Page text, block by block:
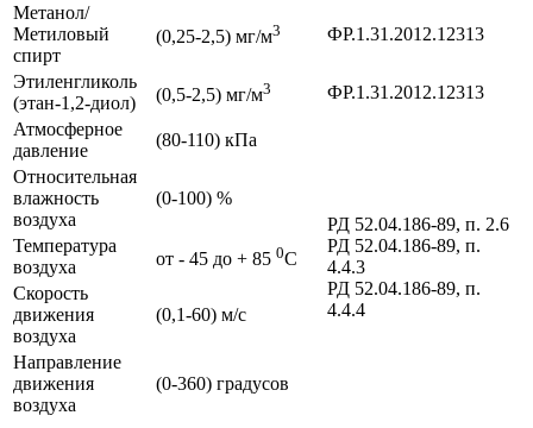
Метанол/
Метиловый
спирт
(0,25-2,5) мг/м3 ФР.1.31.2012.12313
Этиленгликоль
(этан-1,2-диол)
(0,5-2,5) мг/м3
ФР.1.31.2012.12313
Атмосферное
давление
(80-110) кПа
РД 52.04.186-89, п. 2.6
РД 52.04.186-89, п.
4.4.3
РД 52.04.186-89, п.
4.4.4
Относительная
влажность
воздуха
(0-100) %
Температура
воздуха
от - 45 до + 85 0С
Скорость
движения
воздуха
(0,1-60) м/с
Направление
движения
воздуха
(0-360) градусов